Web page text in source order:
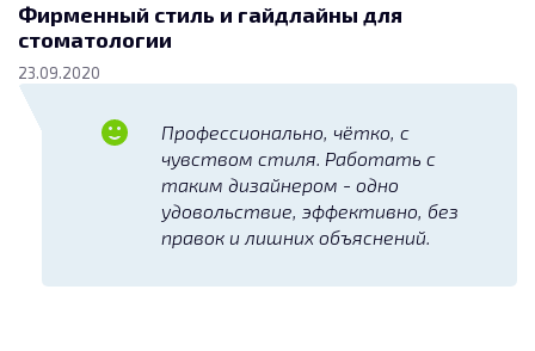
Фирменный стиль и гайдлайны для
стоматологии
23.09.2020
Профессионально, чётко, с
чувством стиля. Работать с
таким дизайнером - одно
удовольствие, эффективно, без
правок и лишних объяснений.